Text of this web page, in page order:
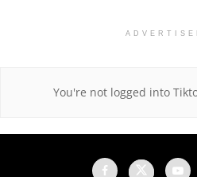
You're not logged into